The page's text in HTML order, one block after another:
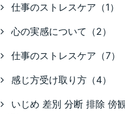
仕事のストレスケア（1）
心の実感について（2）
仕事のストレスケア（7）
感じ方受け取り方（4）
いじめ 差別 分断 排除 傍